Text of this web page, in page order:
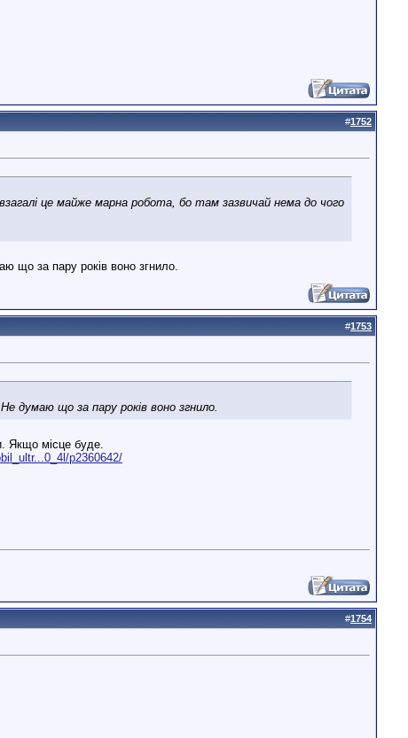
#1752
це майже марна робота, бо там зазвичай нема до чого
що за пару років воно згнило.
#1753
думаю що за пару років воно згнило.
Якщо місце буде.
p2360642/
#1754